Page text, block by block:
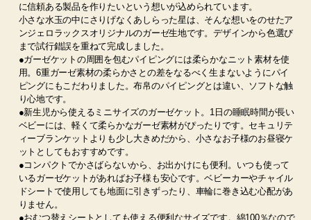
に信頼ある製品を作りたいという想いが込められています。
小さな水玉の中にさりげなくあしらった星は、そんな想いをのせたア
ンジェロラックスオリジナルのガーゼ生地です。デザインから色選び
まで試行錯誤を重ねて完成しました。
●ガーゼケットの周囲を包むパイピングには柔らかなニット素材を使
用。6重ガーゼ素材の柔らかさとの差をなるべく生まないようにパイ
ピングにもこだわりました。布帛のパイピングとは違い、ソフトな触
り心地です。
●新生児から使えるミニサイズのガーゼケット。1日の睡眠時間が長い
ベビーには、軽くて柔らかなガーゼ素材がぴったりです。セキュリテ
ィーブランケットよりも少し大きめだから、小さなお子様のお昼寝ケ
ットとしてもおすすめです。
●コンパクトでかさばらないから、お出かけにも便利。いつも使って
いるガーゼケットがあればお子様も安心です。ベビーカーやチャイル
ドシートで使用しても地面に引きずったり、車輪に巻き込む心配があ
りません。
●おむつ替えシートとしても使える便利なサイズです。綿100％なので